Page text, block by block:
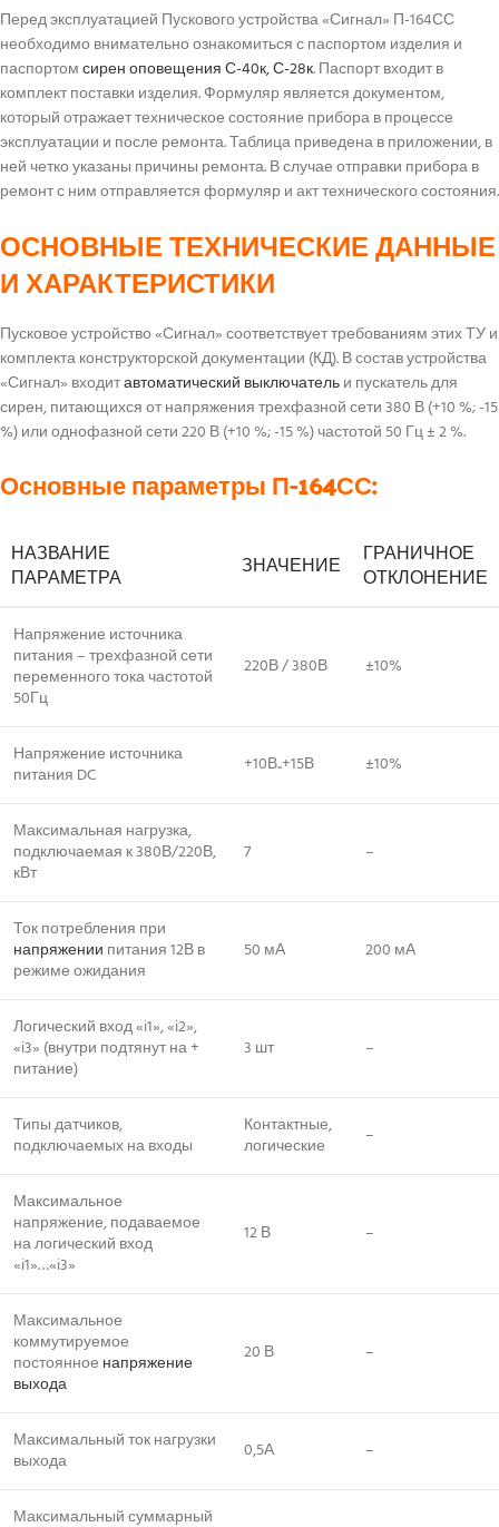
Перед эксплуатацией Пускового устройства «Сигнал» П-164СС
необходимо внимательно ознакомиться с паспортом изделия и
паспортомсирен оповещения С-40к, С-28к. Паспорт входит в
комплект поставки изделия. Формуляр является документом,
который отражает техническое состояние прибора в процессе
эксплуатации и после ремонта. Таблица приведена в приложении, в
ней четко указаны причины ремонта. В случае отправки прибора в
ремонт с ним отправляется формуляр и акт технического состояния.
ОСНОВНЫЕ ТЕХНИЧЕСКИЕ ДАННЫЕ
И ХАРАКТЕРИСТИКИ
Пусковое устройство «Сигнал» соответствует требованиям этих ТУ и
комплекта конструкторской документации (КД). В состав устройства
«Сигнал» входитавтоматический выключательи пускатель для
сирен, питающихся от напряжения трехфазной сети 380 В (+10 %; -15
%) или однофазной сети 220 В (+10 %; -15 %) частотой 50 Гц ± 2 %.
Основные параметры П-164СС:
НАЗВАНИЕ
ПАРАМЕТРА ЗНАЧЕНИЕ ГРАНИЧНОЕ
ОТКЛОНЕНИЕ
Напряжение источника
питания – трехфазной сети
переменного тока частотой
50Гц
220В / 380В ±10%
Напряжение источника
питания DC
+10В..+15В ±10%
Максимальная нагрузка,
подключаемая к 380В/220В,
кВт
7 –
Ток потребления при
напряжении питания 12В в
режиме ожидания
50 мА 200 мА
Логический вход «i1», «i2»,
«i3» (внутри подтянут на +
питание)
3 шт –
Типы датчиков,
подключаемых на входы
Контактные,
логические
–
Максимальное
напряжение, подаваемое
на логический вход
«i1»…«i3»
12 В –
Максимальное
коммутируемое
постоянное напряжение
выхода
20 В –
Максимальный ток нагрузки
выхода
0,5А –
Максимальный суммарный